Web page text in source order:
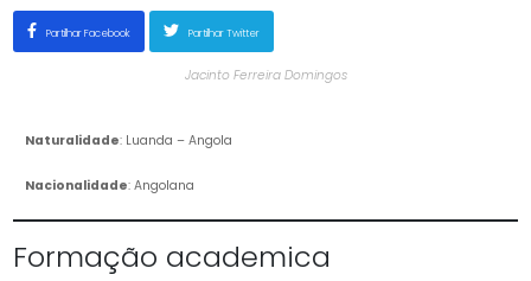
Partilhar Facebook Partilhar Twitter
Jacinto Ferreira Domingos
Naturalidade: Luanda – Angola
Nacionalidade: Angolana
Formação academica